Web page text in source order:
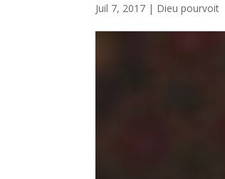
Juil 7, 2017 | Dieu pourvoit